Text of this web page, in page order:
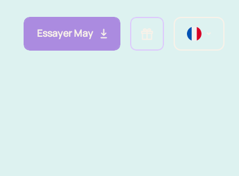
Essayer May